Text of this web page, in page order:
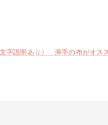
字説明あり） 薄手の布がオ